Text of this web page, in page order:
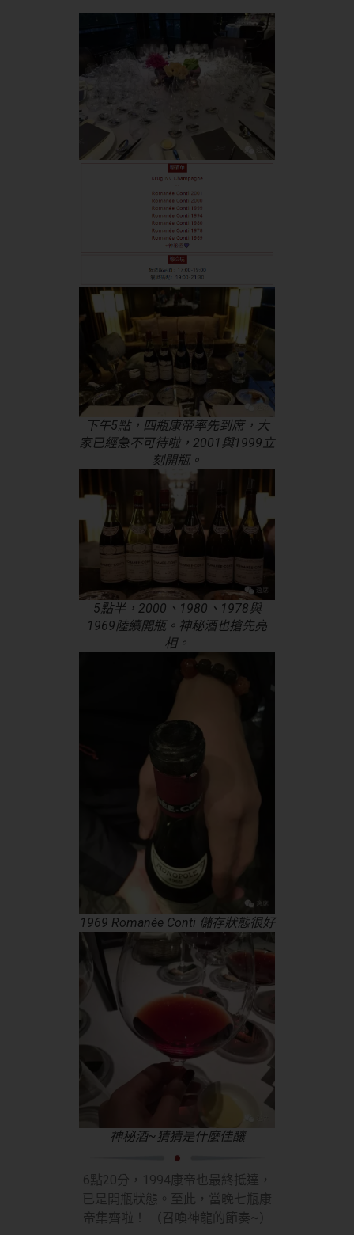
下午5點，四瓶康帝率先到席，大
家已經急不可待啦，2001與1999立
刻開瓶。
5點半，2000、1980、1978與
1969陸續開瓶。神秘酒也搶先亮
相。
1969 Romanée Conti 儲存狀態很好
神秘酒~猜猜是什麼佳釀
6點20分，1994康帝也最終抵達，
已是開瓶狀態。至此，當晚七瓶康
帝集齊啦！ （召喚神龍的節奏~）